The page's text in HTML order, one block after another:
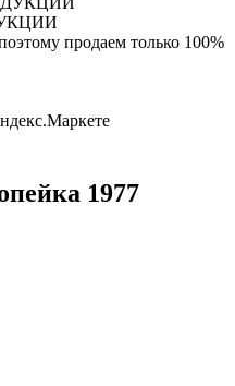
продаем только 100%
1977